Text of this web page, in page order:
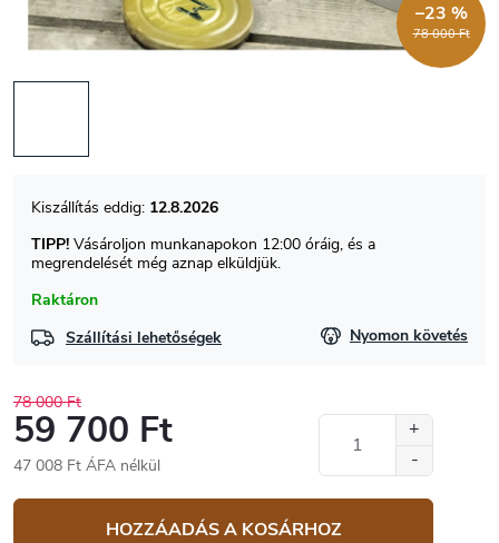
78 000 Ft
–23 %
Raktáron
12.8.2026
TIPP! Vásároljon munkanapokon 12:00 óráig, és a
megrendelését még aznap elküldjük.
Szállítási lehetőségek Nyomon követés
78 000 Ft
59 700 Ft
47 008 Ft ÁFA nélkül
HOZZÁADÁS A KOSÁRHOZ